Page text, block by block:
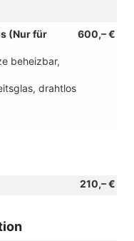
600,– €
(Nur für
beheizbar,
drahtlos
210,– €